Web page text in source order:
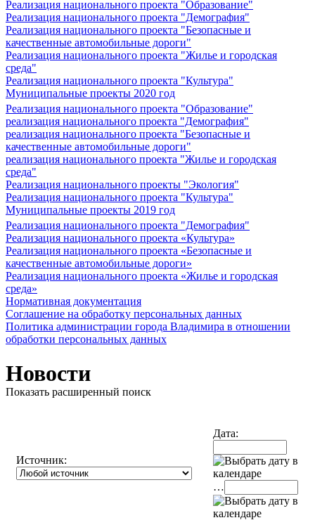
Реализация национального проекта "Образование"
Реализация национального проекта "Демография"
Реализация национального проекта "Безопасные и
качественные автомобильные дороги"
Реализация национального проекта "Жилье и городская
среда"
Реализация национального проекта "Культура"
Муниципальные проекты 2020 год
Реализация национального проекта "Образование"
реализация национального проекта "Демография"
реализация национального проекта "Безопасные и
качественные автомобильные дороги"
реализация национального проекта "Жилье и городская
среда"
Реализация национального проекты "Экология"
Реализация национального проекта "Культура"
Муниципальные проекты 2019 год
Реализация национального проекта "Демография"
Реализация национального проекта «Культура»
Реализация национального проекта «Безопасные и
качественные автомобильные дороги»
Реализация национального проекта «Жилье и городская
среда»
Нормативная документация
Соглашение на обработку персональных данных
Политика администрации города Владимира в отношении
обработки персональных данных
Новости
Показать расширенный поиск
Источник:
Дата:
…